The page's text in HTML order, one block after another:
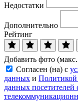
Недостатки
Дополнительно
Рейтинг
Добавить фото
Согласен (на) с
данных и Политикой
данных